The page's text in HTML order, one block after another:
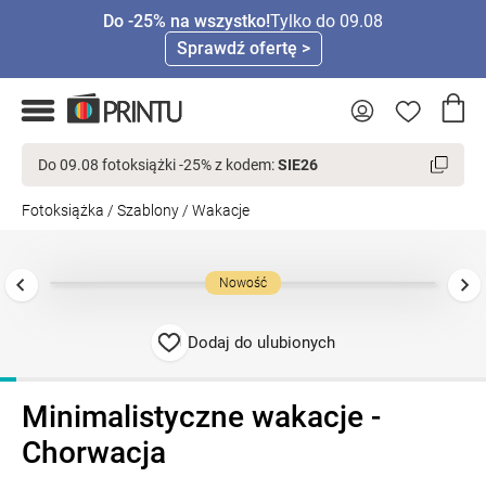
Do -25% na wszystko!Tylko do 09.08
Sprawdź ofertę >
Do 09.08 fotoksiążki -25% z kodem:SIE26
Fotoksiążka / Szablony / Wakacje
Nowość
Dodaj do ulubionych
Minimalistyczne wakacje -
Chorwacja